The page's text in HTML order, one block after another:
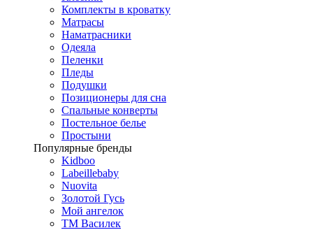
Комплекты в кроватку
Матрасы
Наматрасники
Одеяла
Пеленки
Пледы
Подушки
Позиционеры для сна
Спальные конверты
Постельное белье
Простыни
Популярные бренды
Kidboo
Labeillebaby
Nuovita
Золотой Гусь
Мой ангелок
ТМ Василек